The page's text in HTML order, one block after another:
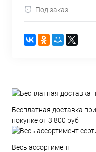
Под заказ
Бесплатная доставка при
покупке от 3 800 руб
Весь ассортимент